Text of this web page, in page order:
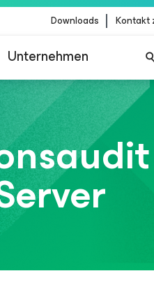
Downloads Kontakt
Unternehmen
Update von